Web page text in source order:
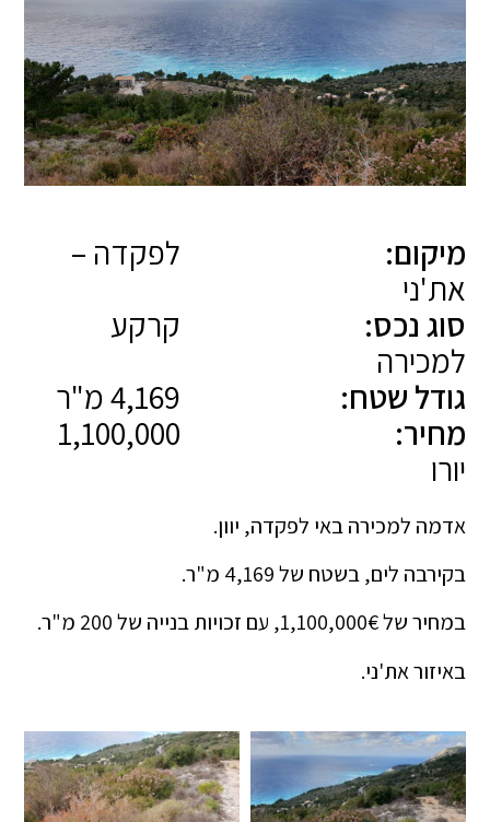
מיקום:
לפקדה –
את'ני
סוג נכס:
קרקע
למכירה
גודל שטח:
מחיר:
1,100,000
יורו
אדמה למכירה באי לפקדה, יוון.
בקירבה לים, בשטח של 4,169 מ"ר.
במחיר של 1,100,000€, עם זכויות בנייה של 200 מ"ר.
באיזור את'ני.